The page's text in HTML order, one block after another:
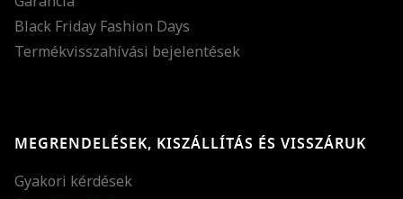
Black Friday Fashion Days
Termékvisszahívási bejelentések
MEGRENDELÉSEK, KISZÁLLÍTÁS ÉS VISSZÁRUK
Gyakori kérdések